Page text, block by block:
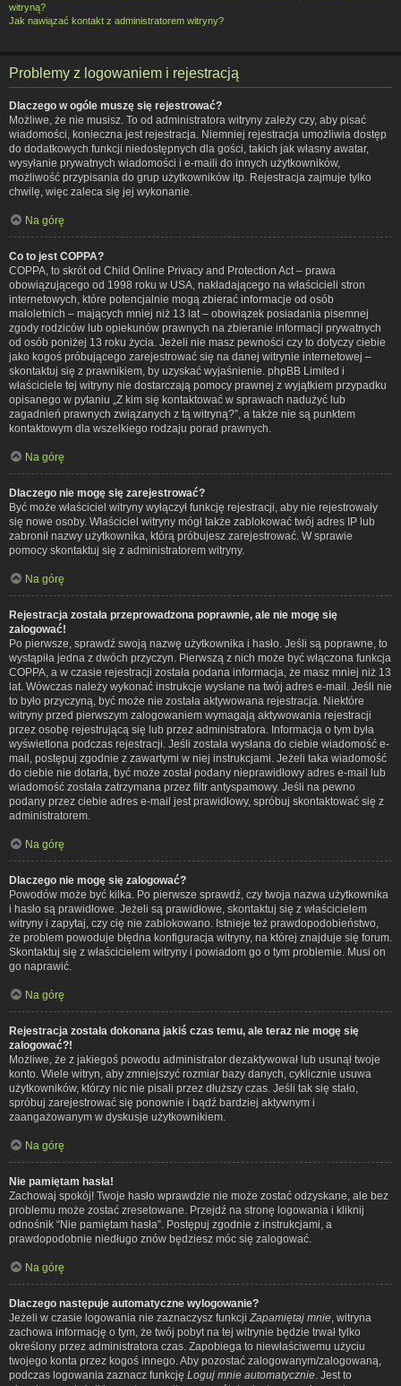
witryną?
Jak nawiązać kontakt z administratorem witryny?
Problemy z logowaniem i rejestracją
Dlaczego w ogóle muszę się rejestrować?
Możliwe, że nie musisz. To od administratora witryny zależy czy, aby pisać
wiadomości, konieczna jest rejestracja. Niemniej rejestracja umożliwia dostęp
do dodatkowych funkcji niedostępnych dla gości, takich jak własny awatar,
wysyłanie prywatnych wiadomości i e-maili do innych użytkowników,
możliwość przypisania do grup użytkowników itp. Rejestracja zajmuje tylko
chwilę, więc zaleca się jej wykonanie.
Na górę
Co to jest COPPA?
COPPA, to skrót od Child Online Privacy and Protection Act – prawa
obowiązującego od 1998 roku w USA, nakładającego na właścicieli stron
internetowych, które potencjalnie mogą zbierać informacje od osób
małoletnich – mających mniej niż 13 lat – obowiązek posiadania pisemnej
zgody rodziców lub opiekunów prawnych na zbieranie informacji prywatnych
od osób poniżej 13 roku życia. Jeżeli nie masz pewności czy to dotyczy ciebie
jako kogoś próbującego zarejestrować się na danej witrynie internetowej –
skontaktuj się z prawnikiem, by uzyskać wyjaśnienie. phpBB Limited i
właściciele tej witryny nie dostarczają pomocy prawnej z wyjątkiem przypadku
opisanego w pytaniu „Z kim się kontaktować w sprawach nadużyć lub
zagadnień prawnych związanych z tą witryną?”, a także nie są punktem
kontaktowym dla wszelkiego rodzaju porad prawnych.
Na górę
Dlaczego nie mogę się zarejestrować?
Być może właściciel witryny wyłączył funkcję rejestracji, aby nie rejestrowały
się nowe osoby. Właściciel witryny mógł także zablokować twój adres IP lub
zabronił nazwy użytkownika, którą próbujesz zarejestrować. W sprawie
pomocy skontaktuj się z administratorem witryny.
Na górę
Rejestracja została przeprowadzona poprawnie, ale nie mogę się
zalogować!
Po pierwsze, sprawdź swoją nazwę użytkownika i hasło. Jeśli są poprawne, to
wystąpiła jedna z dwóch przyczyn. Pierwszą z nich może być włączona funkcja
COPPA, a w czasie rejestracji została podana informacja, że masz mniej niż 13
lat. Wówczas należy wykonać instrukcje wysłane na twój adres e-mail. Jeśli nie
to było przyczyną, być może nie została aktywowana rejestracja. Niektóre
witryny przed pierwszym zalogowaniem wymagają aktywowania rejestracji
przez osobę rejestrującą się lub przez administratora. Informacja o tym była
wyświetlona podczas rejestracji. Jeśli została wysłana do ciebie wiadomość e-
mail, postępuj zgodnie z zawartymi w niej instrukcjami. Jeżeli taka wiadomość
do ciebie nie dotarła, być może został podany nieprawidłowy adres e-mail lub
wiadomość została zatrzymana przez filtr antyspamowy. Jeśli na pewno
podany przez ciebie adres e-mail jest prawidłowy, spróbuj skontaktować się z
administratorem.
Na górę
Dlaczego nie mogę się zalogować?
Powodów może być kilka. Po pierwsze sprawdź, czy twoja nazwa użytkownika
i hasło są prawidłowe. Jeżeli są prawidłowe, skontaktuj się z właścicielem
witryny i zapytaj, czy cię nie zablokowano. Istnieje też prawdopodobieństwo,
że problem powoduje błędna konfiguracja witryny, na której znajduje się forum.
Skontaktuj się z właścicielem witryny i powiadom go o tym problemie. Musi on
go naprawić.
Na górę
Rejestracja została dokonana jakiś czas temu, ale teraz nie mogę się
zalogować?!
Możliwe, że z jakiegoś powodu administrator dezaktywował lub usunął twoje
konto. Wiele witryn, aby zmniejszyć rozmiar bazy danych, cyklicznie usuwa
użytkowników, którzy nic nie pisali przez dłuższy czas. Jeśli tak się stało,
spróbuj zarejestrować się ponownie i bądź bardziej aktywnym i
zaangażowanym w dyskusje użytkownikiem.
Na górę
Nie pamiętam hasła!
Zachowaj spokój! Twoje hasło wprawdzie nie może zostać odzyskane, ale bez
problemu może zostać zresetowane. Przejdź na stronę logowania i kliknij
odnośnik “Nie pamiętam hasła”. Postępuj zgodnie z instrukcjami, a
prawdopodobnie niedługo znów będziesz móc się zalogować.
Na górę
Dlaczego następuje automatyczne wylogowanie?
Jeżeli w czasie logowania nie zaznaczysz funkcji Zapamiętaj mnie , witryna
zachowa informację o tym, że twój pobyt na tej witrynie będzie trwał tylko
określony przez administratora czas. Zapobiega to niewłaściwemu użyciu
twojego konta przez kogoś innego. Aby pozostać zalogowanym/zalogowaną,
podczas logowania zaznacz funkcję Loguj mnie automatycznie . Jest to